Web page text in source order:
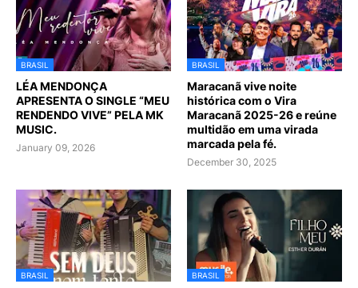
BRASIL
LÉA MENDONÇA
APRESENTA O SINGLE “MEU
RENDENDO VIVE” PELA MK
MUSIC.
January 09, 2026
BRASIL
Maracanã vive noite
histórica com o Vira
Maracanã 2025-26 e reúne
multidão em uma virada
marcada pela fé.
December 30, 2025
BRASIL BRASIL